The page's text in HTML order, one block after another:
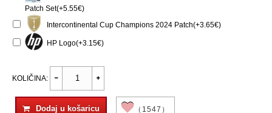
Patch Set(+5.55€)
Intercontinental Cup Champions 2024 Patch(+3.65€)
HP Logo(+3.15€)
KOLIČINA:
Dodaj u košaricu （1547）